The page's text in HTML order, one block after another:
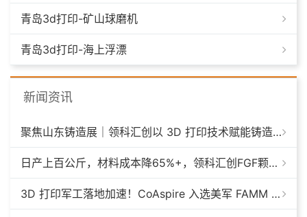
青岛3d打印-矿山球磨机
青岛3d打印-海上浮漂
新闻资讯
聚焦山东铸造展｜领科汇创以 3D 打印技术赋能铸造模具革新
日产上百公斤，材料成本降65%+，领科汇创FGF颗粒料3D打印机
3D 打印军工落地加速！CoAspire 入选美军 FAMM 导弹项目，RAACM 巡航导弹依托增材制造推进量产